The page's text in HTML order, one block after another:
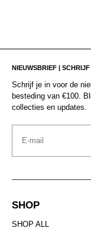
NIEUWSBRIEF |
Schrijf je in voor de
besteding van €100.
collecties en updates.
Email
SHOP
SHOP ALL